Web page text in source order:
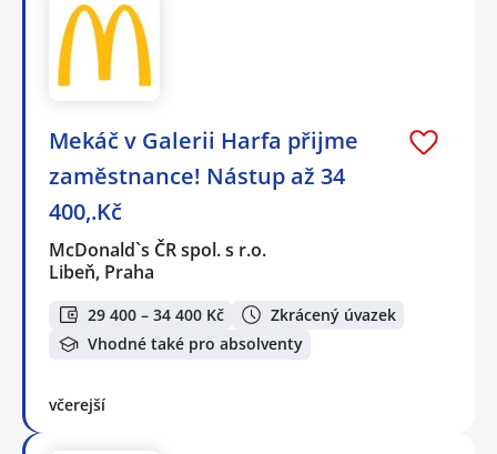
Mekáč v Galerii Harfa přijme
zaměstnance! Nástup až 34
400,.Kč
McDonald`s ČR spol. s r.o.
Libeň, Praha
29 400 – 34 400 Kč
Zkrácený úvazek
Vhodné také pro absolventy
včerejší